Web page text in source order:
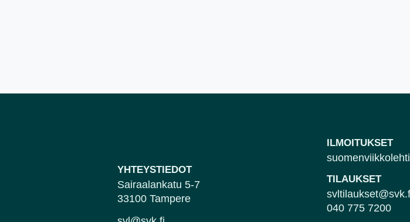
YHTEYSTIEDOT
Sairaalankatu 5-7
33100 Tampere
ILMOITUKSET
TILAUKSET
040 775 7200